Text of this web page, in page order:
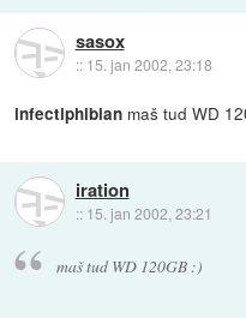
sasox
:: 15. jan 2002, 23:18
infectiphibian maš tud WD
iration
:: 15. jan 2002, 23:21
maš tud WD 120GB :)